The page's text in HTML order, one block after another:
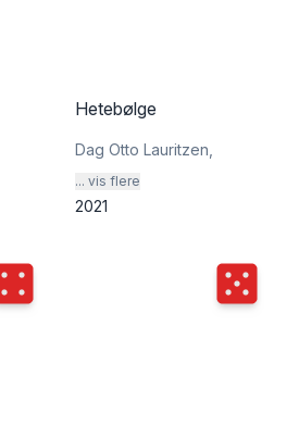
Hetebølge
Dag Otto Lauritzen
... vis flere
2021
Terningkast